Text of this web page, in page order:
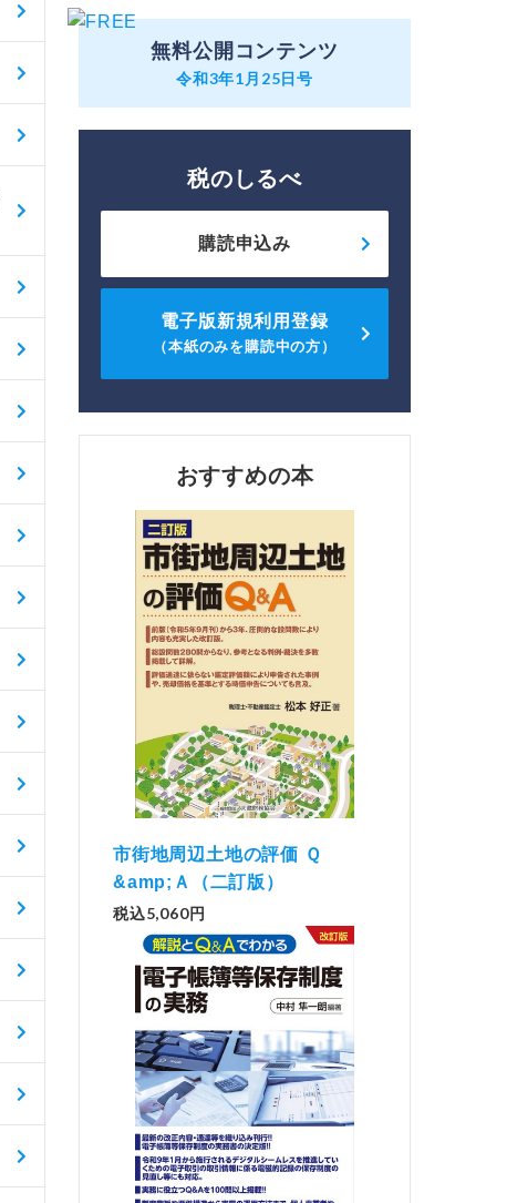
無料公開コンテンツ
令和3年1月25日号
税のしるべ
購読申込み
電子版新規利用登録
（本紙のみを購読中の方）
おすすめの本
市街地周辺土地の評価 Ｑ
&amp;Ａ（二訂版）
税込5,060円